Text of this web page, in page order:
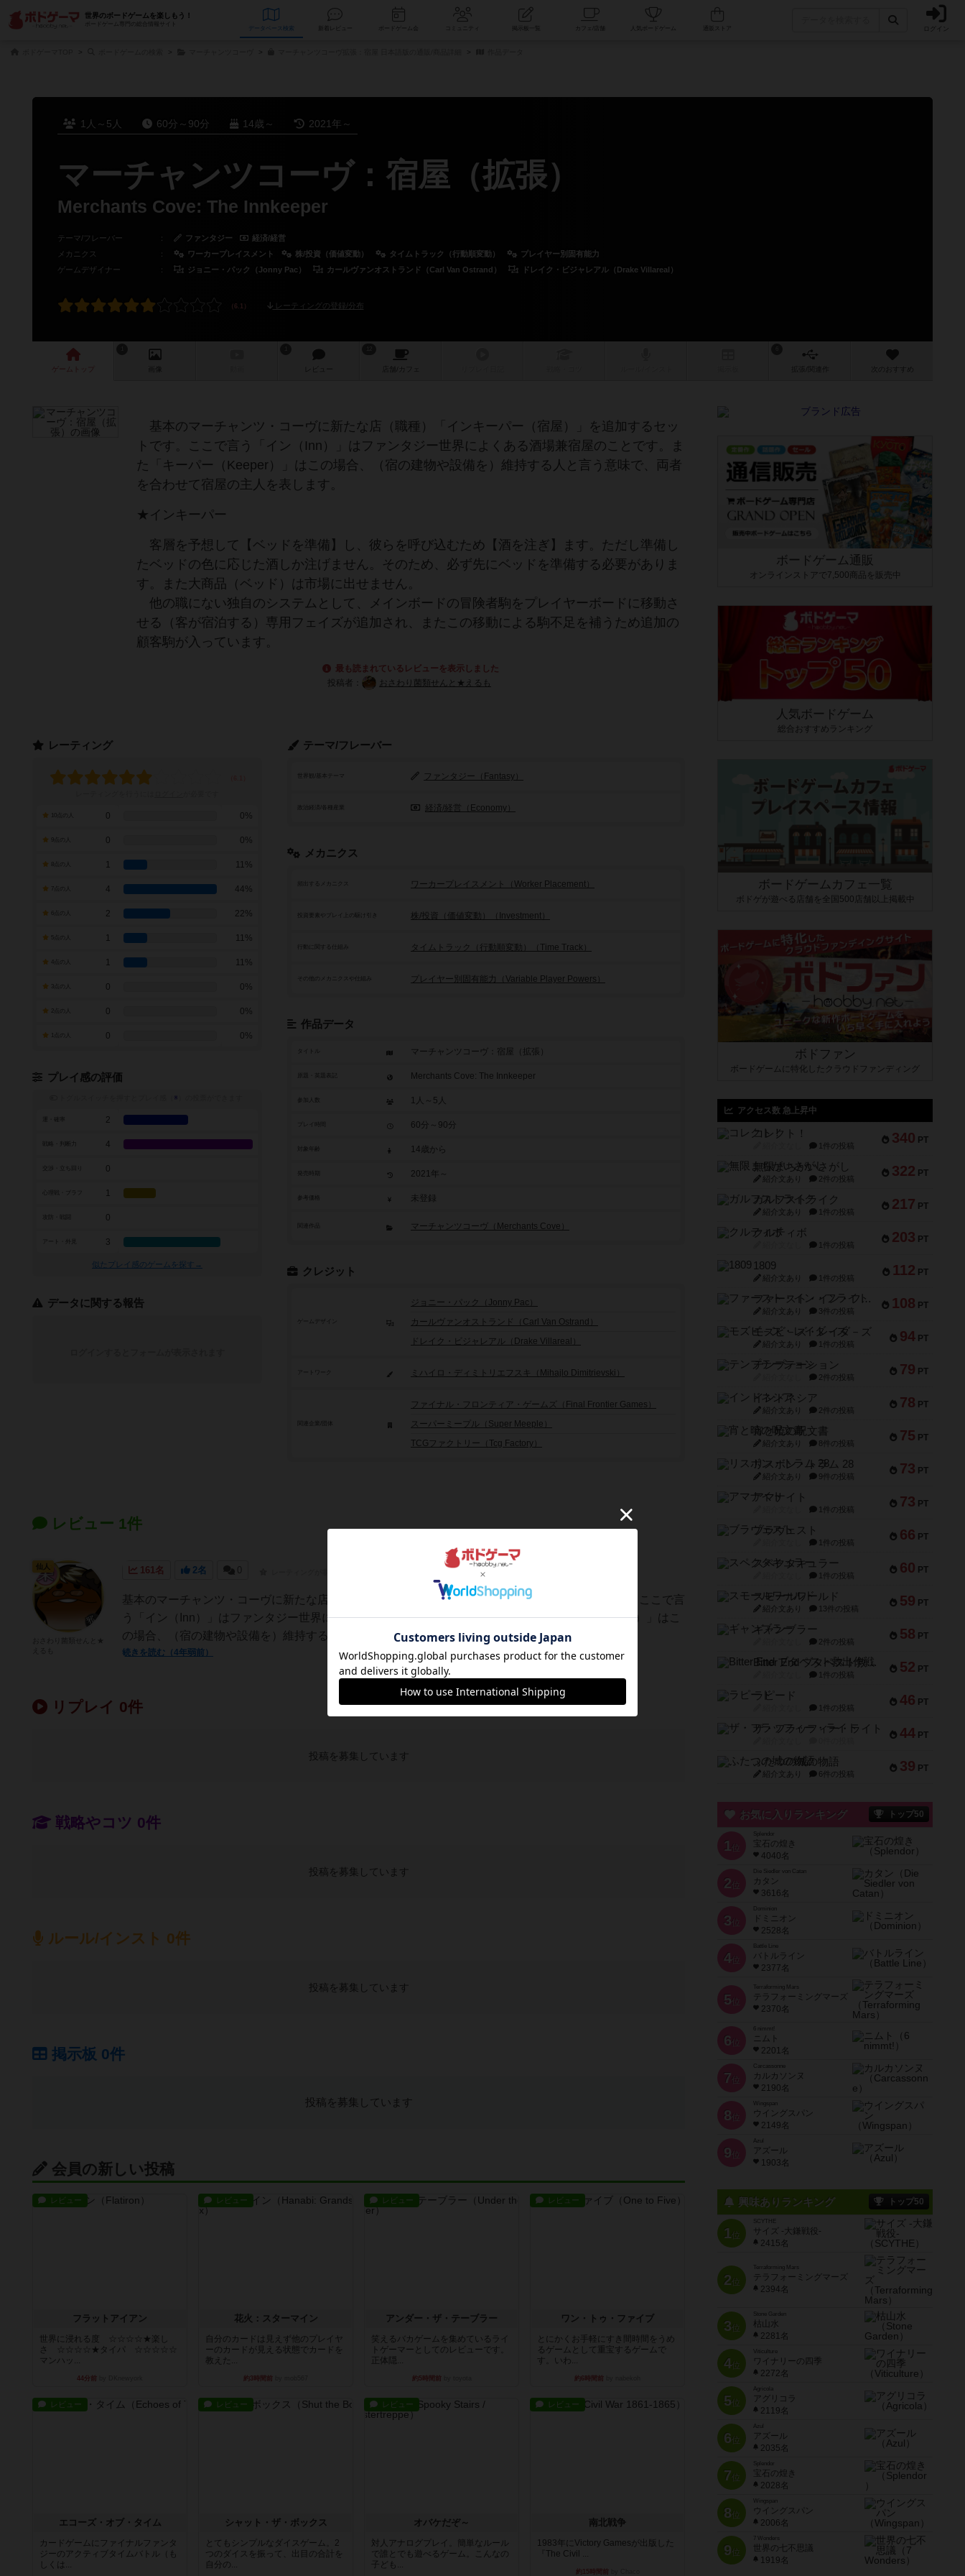
世界のボードゲームを楽しもう！
ボードゲーム専門の総合情報サイト
データベース コミュニティ 人気ボードゲーム ログイン
1人～5人 60分～90分 14歳～ 2021年～
マーチャンツコーヴ：宿屋（拡張）
Merchants Cove: The Innkeeper
テーマ/フレーバー ： ファンタジー
経済/経営
メカニクス
： ワーカープレイスメント 株/投資（価値変動） タイムトラック（行動順変動）
プレイヤー別固有能力
ゲームデザイナー
： ジョニー・パック（Jonny Pac） カールヴァンオストランド（Carl Van Ostrand） ドレイク・ビジャレアル（Drake Villareal）
レーティングの登録/分布
ゲーム 画像 レビュー 店舗/ カフェ 作 次のおすすめ
基本のマーチャンツ・コーヴに新たな店（職種）「インキーパー（宿屋）」を追加するセッ
トです。ここで言う「イン（Inn）」はファンタジー世界によくある酒場兼宿屋のことです。ま
た「キーパー（Keeper）」はこの場合、（宿の建物や設備を）維持する人と言う意味で、両者
を合わせて宿屋の主人を表します。
★インキーパー
客層を予想して【ベッドを準備】し、彼らを呼び込むため【酒を注ぎ】ます。ただし準備し
たベッドの色に応じた酒しか注げません。そのため、必ず先にベッドを準備する必要がありま
す。また大商品（ベッド）は市場に出せません。
他の職にない独自のシステムとして、メインボードの冒険者駒をプレイヤーボードに移動さ
せる（客が宿泊する）専用フェイズが追加され、またこの移動による駒不足を補うため追加の
顧客駒が入っています。
最も読まれているレビューを表示しました
投稿者：
おさわり菌類せんと★えるも
テーマ/フレーバー
世界観/基本テーマ ファンタジー（Fantasy）
政治経済/各種産業 経済/経営（Economy）
メカニクス
頻出するメカニクス ワーカープレイスメント（Worker Placement）
投資要素やプレイ上の駆け引き 株/投資（価値変動）（Investment）
行動に関する仕組み タイムトラック（行動順変動）（Time Track）
その他のメカニクスや仕組み プレイヤー別固有能力（Variable Player Powers）
作品データ
タイトル マーチャンツコーヴ：宿屋（拡張）
Merchants Cove: The Innkeeper
参加人数 1人～5人
60分～90分
14歳から
2021年～
参考価格 未登録
関連作品 マーチャンツコーヴ（Merchants Cove）
クレジット
ゲームデザイン
ジョニー・パック（Jonny Pac）
カールヴァンオストランド（Carl Van Ostrand）
ドレイク・ビジャレアル（Drake Villareal）
アートワーク ミハイロ・ディミトリエフスキ（Mihajlo Dimitrievski）
ファイナル・フロンティア・ゲームズ（Final Frontier Games）
スーパーミープル（Super Meeple）
TCGファクトリー（Tcg Factory）
レーティング
0 0%
0 0%
1 11%
7点の人 4 44%
2 22%
1 11%
1 11%
0 0%
0 0%
0 0%
プレイ感の評価
※
2
戦略・判断力 4
0
1
0
アート・外見 3
似たプレイ感のゲームを探す→
データに関する報告
レビュー 1件
161名 2名 0
基本のマーチャンツ・コーヴに新たな店（職種）「インキーパー（宿屋）」を追加するセットです。ここで言
う「イン（Inn）」はファンタジー世界によくある酒場兼宿屋のことです。また「キーパー（Keeper）」はこ
の場合、（宿の建物や設備を）維持する人と言う意味で、両者を合わせて宿屋...
続きを読む（4年弱前）
仙人
リプレイ 0件
投稿を募集しています
戦略やコツ 0件
投稿を募集しています
ルール/インスト 0件
投稿を募集しています
掲示板 0件
投稿を募集しています
会員の新しい投稿
レビュー
フラットアイアン
世界に浸れる度 ☆☆☆☆★楽し
さ ☆☆☆☆★タイパ ☆☆☆☆☆
マンハッ...
44分前
レビュー
花火：スターマイン
自分のカードは見えず他のプレイヤ
ーのカードが見える状態でカードを
教えた...
約3時間前
レビュー
アンダー・ザ・テーブラー
笑えるバカゲームを集めているライ
トゲーマーとしてのレビューです。
正体隠...
約5時間前
レビュー
ワン・トゥ・ファイブ
とにかくお手軽にすき間時間をうめ
るゲームとして重宝するゲームで
す。いわ...
約6時間前
レビュー
エコーズ・オブ・タイム
カードゲームにファイナルファンタ
ジーのアクティブタイムバトル（も
しくは...
レビュー
シャット・ザ・ボックス
とてもシンプルなダイスゲーム。2
つのダイスを振って、出目の合計を
自分の...
レビュー
オバケだぞ～
対人アナログプレイ。簡単なルール
で誰とでも遊べるゲーム。こんなの
子ども...
レビュー
南北戦争
1983年にVictory Gamesが出版した
『The Civil ...
約15時間前
ボードゲーム通販
オンラインストアで7,500商品を販売中
人気ボードゲーム
総合おすすめランキング
ボードゲームカフェ一覧
ボドゲが遊べる店舗を全国500店舗以上掲載中
ボドファン
ボードゲームに特化したクラウドファンディング
アクセス数 急上昇中
340 PT
コレクト！
1件の投稿
322 PT
無限まちがいさがし
紹介文あり 2件の投稿
217 PT
ガルフストライク
紹介文あり 1件の投稿
203 PT
クルティボ
1件の投稿
112 PT
1809
紹介文あり 1件の投稿
108 PT
ファースト・イン・フライト
紹介文あり 3件の投稿
94 PT
モズビ－ズ・レイダ－ズ
紹介文あり 1件の投稿
79 PT
テンプテーション
2件の投稿
78 PT
インドネシア
紹介文あり 2件の投稿
75 PT
宵と暁の呪文書
紹介文あり 8件の投稿
73 PT
リスボン・トラム 28
紹介文あり 9件の投稿
73 PT
アマナイト
1件の投稿
66 PT
ブラヴェスト
1件の投稿
60 PT
スペクタキュラー
1件の投稿
59 PT
スモールワールド
紹介文あり 13件の投稿
58 PT
ギャンブラー
2件の投稿
52 PT
Bitter End ブタペスト救出作戦
1件の投稿
46 PT
ラピード
1件の投稿
44 PT
ザ・フラッフィー・ライト
39 PT
ふたつの城の物語
紹介文あり 6件の投稿
お気に入りランキング トップ50
1 位
宝石の煌き
4040名
2 位
Die Siedler von Catan
カタン
3616名
3 位
ドミニオン
2528名
4位
Battle Line
バトルライン
2377名
5 位
Terraforming Mars
テラフォーミングマーズ
2370名
6 位
ニムト
2201名
7 位
Carcassonne
カルカソンヌ
2190名
8 位
Wingspan
ウイングスパン
2149名
9 位
Azul
アズール
1903名
興味ありランキング トップ50
1位
SCYTHE
サイズ -大鎌戦役-
2415名
2位
Terraforming Mars
テラフォーミングマーズ
2394名
3位
Stone Garden
枯山水
2281名
4位
Viticulture
ワイナリーの四季
2272名
5位
Agricola
アグリコラ
2119名
6位
Azul
アズール
2035名
7位
宝石の煌き
2028名
8位
Wingspan
ウイングスパン
2006名
9位
7 Wonders
世界の七不思議
1919名